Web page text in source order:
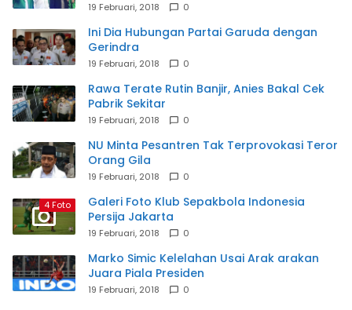
19 Februari, 2018 0
Ini Dia Hubungan Partai Garuda dengan
Gerindra
19 Februari, 2018 0
Rawa Terate Rutin Banjir, Anies Bakal Cek
Pabrik Sekitar
19 Februari, 2018 0
NU Minta Pesantren Tak Terprovokasi Teror
Orang Gila
19 Februari, 2018 0
4 Foto
Galeri Foto Klub Sepakbola Indonesia
Persija Jakarta
19 Februari, 2018 0
Marko Simic Kelelahan Usai Arak arakan
Juara Piala Presiden
19 Februari, 2018 0